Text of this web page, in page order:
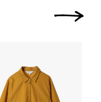
次の画像